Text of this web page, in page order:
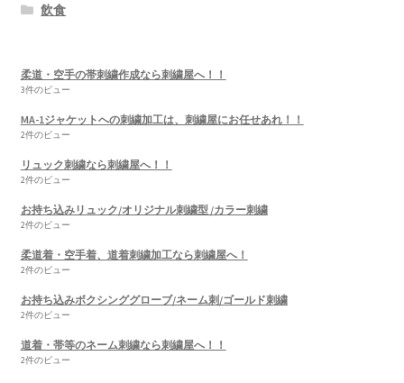
飲食
柔道・空手の帯刺繍作成なら刺繍屋へ！！
3件のビュー
MA-1ジャケットへの刺繍加工は、刺繍屋にお任せあれ！！
2件のビュー
リュック刺繍なら刺繍屋へ！！
2件のビュー
お持ち込みリュック/オリジナル刺繍型 /カラー刺繍
2件のビュー
柔道着・空手着、道着刺繍加工なら刺繍屋へ！
2件のビュー
お持ち込みボクシンググローブ/ネーム刺/ゴールド刺繍
2件のビュー
道着・帯等のネーム刺繍なら刺繍屋へ！！
2件のビュー